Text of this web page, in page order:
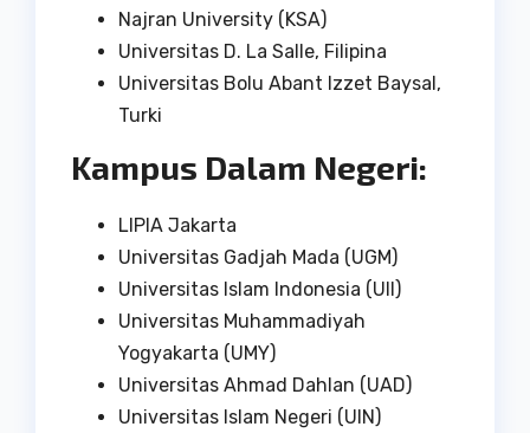
Najran University (KSA)
Universitas D. La Salle, Filipina
Universitas Bolu Abant Izzet Baysal,
Turki
Kampus Dalam Negeri:
LIPIA Jakarta
Universitas Gadjah Mada (UGM)
Universitas Islam Indonesia (UII)
Universitas Muhammadiyah
Yogyakarta (UMY)
Universitas Ahmad Dahlan (UAD)
Universitas Islam Negeri (UIN)